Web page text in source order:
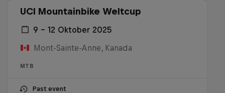
UCI Mountainbike Weltcup
9 – 12 Oktober 2025
Mont-Sainte-Anne, Kanada
MTB
Past event